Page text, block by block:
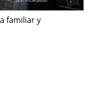
familiar y